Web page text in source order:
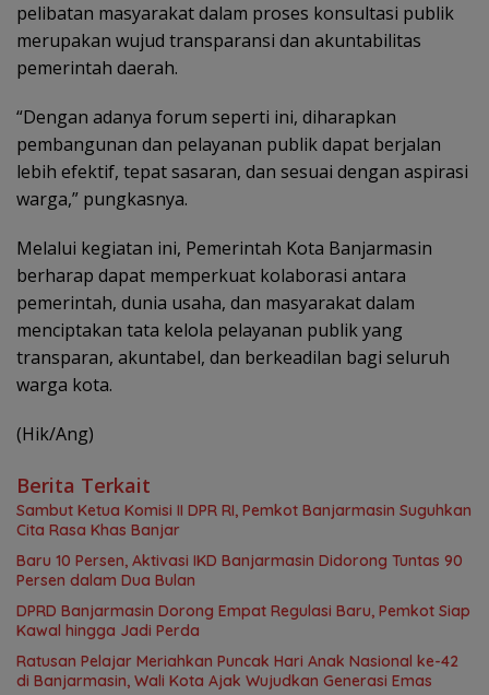
pelibatan masyarakat dalam proses konsultasi publik
merupakan wujud transparansi dan akuntabilitas
pemerintah daerah.
“Dengan adanya forum seperti ini, diharapkan
pembangunan dan pelayanan publik dapat berjalan
lebih efektif, tepat sasaran, dan sesuai dengan aspirasi
warga,” pungkasnya.
Melalui kegiatan ini, Pemerintah Kota Banjarmasin
berharap dapat memperkuat kolaborasi antara
pemerintah, dunia usaha, dan masyarakat dalam
menciptakan tata kelola pelayanan publik yang
transparan, akuntabel, dan berkeadilan bagi seluruh
warga kota.
(Hik/Ang)
Berita Terkait
Sambut Ketua Komisi II DPR RI, Pemkot Banjarmasin Suguhkan
Cita Rasa Khas Banjar
Baru 10 Persen, Aktivasi IKD Banjarmasin Didorong Tuntas 90
Persen dalam Dua Bulan
DPRD Banjarmasin Dorong Empat Regulasi Baru, Pemkot Siap
Kawal hingga Jadi Perda
Ratusan Pelajar Meriahkan Puncak Hari Anak Nasional ke-42
di Banjarmasin, Wali Kota Ajak Wujudkan Generasi Emas